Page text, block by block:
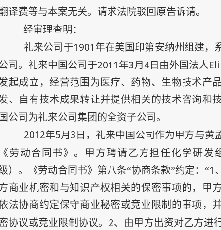
译费等与本案无关。请求法院驳回原告诉请。
经审理查明：
礼来公司于1901 年在美国印第安纳州组建，
司。礼来中国公司于2011年3月4日 由外国法人
起成立，经营范围为医疗、药物、生物技术产
、自有技术成果转让并提供相关的技术咨询和
公司为礼来公司集团的全资子公司。
2012年5月3日 ，礼来中国公司作为甲方与黄
劳动合同书》。甲方聘请乙方担任化学研发
）。《劳动合同书》第八条“协商条款”约定：“1
商业机密和与知识产权相关的保密事项的，甲
法协商约定保守商业秘密或竞业限制的事项，
协议或竞业限制协议。 2、由甲方出资对乙方进